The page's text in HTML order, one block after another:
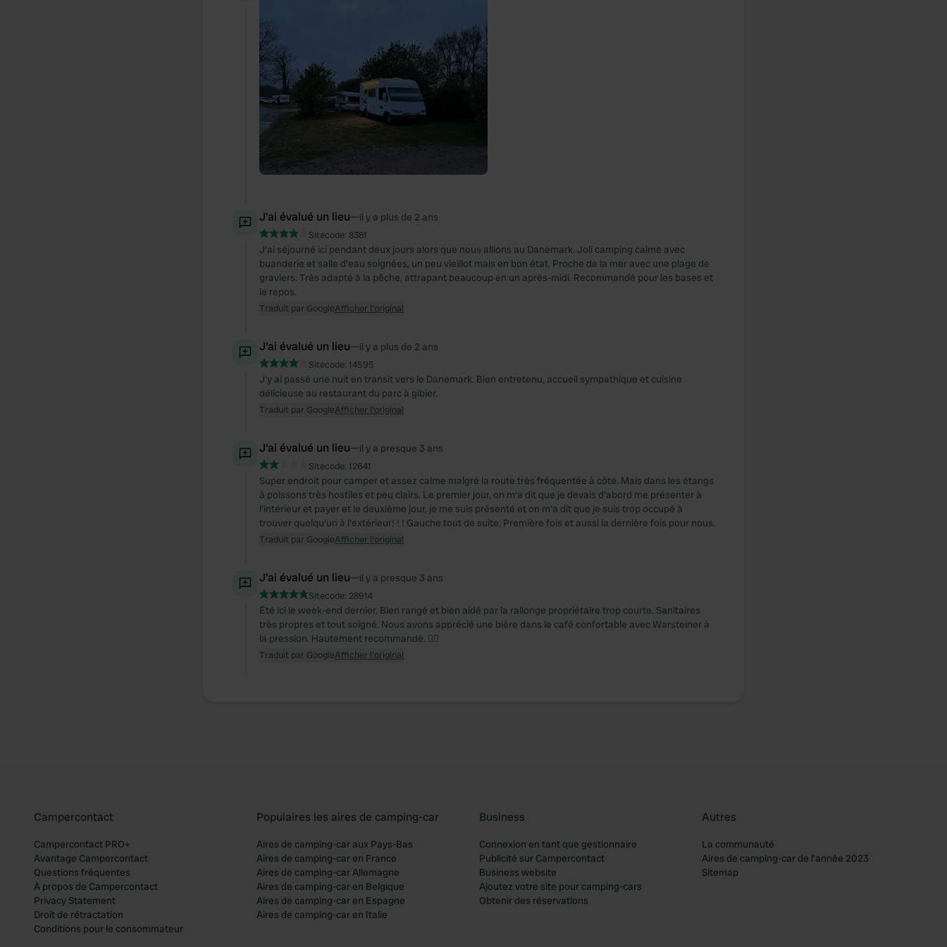
J'ai évalué un lieu—il y a plus de 2 ans
Sitecode: 8381
J'ai séjourné ici pendant deux jours alors que nous allions au Danemark. Joli camping calme avec
buanderie et salle d'eau soignées, un peu vieillot mais en bon état. Proche de la mer avec une plage de
graviers. Très adapté à la pêche, attrapant beaucoup en un après-midi. Recommandé pour les bases et
le repos.
Traduit par GoogleAfficher l'original
J'ai évalué un lieu—il y a plus de 2 ans
Sitecode: 14595
J'y ai passé une nuit en transit vers le Danemark. Bien entretenu, accueil sympathique et cuisine
délicieuse au restaurant du parc à gibier.
Traduit par GoogleAfficher l'original
J'ai évalué un lieu—il y a presque 3 ans
Sitecode: 12641
Super endroit pour camper et assez calme malgré la route très fréquentée à côté. Mais dans les étangs
à poissons très hostiles et peu clairs. Le premier jour, on m'a dit que je devais d'abord me présenter à
l'intérieur et payer et le deuxième jour, je me suis présenté et on m'a dit que je suis trop occupé à
trouver quelqu'un à l'extérieur! ! ! Gauche tout de suite. Première fois et aussi la dernière fois pour nous.
Traduit par GoogleAfficher l'original
J'ai évalué un lieu—il y a presque 3 ans
Sitecode: 28914
Été ici le week-end dernier. Bien rangé et bien aidé par la rallonge propriétaire trop courte. Sanitaires
très propres et tout soigné. Nous avons apprécié une bière dans le café confortable avec Warsteiner à
la pression. Hautement recommandé. 👍🏻
Traduit par GoogleAfficher l'original
Campercontact
Campercontact PRO+
Avantage Campercontact
Questions fréquentes
À propos de Campercontact
Privacy Statement
Droit de rétractation
Conditions pour le consommateur
Populaires les aires de camping-car
Aires de camping-car aux Pays-Bas
Aires de camping-car en France
Aires de camping-car Allemagne
Aires de camping-car en Belgique
Aires de camping-car en Espagne
Aires de camping-car en Italie
Business
Connexion en tant que gestionnaire
Publicité sur Campercontact
Business website
Ajoutez votre site pour camping-cars
Obtenir des réservations
Autres
La communauté
Aires de camping-car de l’année 2023
Sitemap